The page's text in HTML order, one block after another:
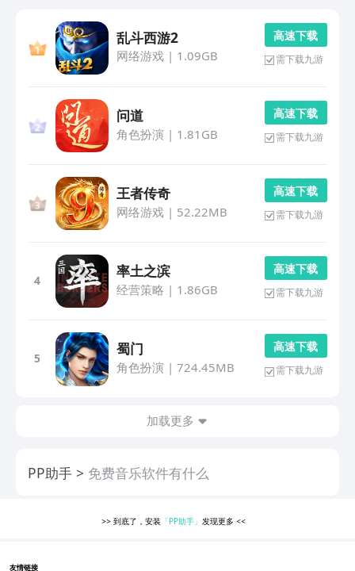
乱斗西游2
网络游戏| 1.09GB
高 速 下 载
需下载九游
问道
角色扮演 | 1.81GB
高 速 下 载
需下载九游
王者传奇
网络游戏| 52.22MB
高 速 下 载
需下载九游
4
率土之滨
经营策略 | 1.86GB
高 速 下 载
需下载九游
5
蜀门
角色扮演 | 724.45MB
高 速 下 载
需下载九游
加载更多
PP助手 免费音乐软件有什么
>> 到底了，安装 「PP助手」 发现更多<<
友情链接